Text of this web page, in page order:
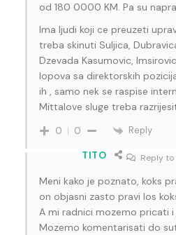
od 180 0000 KM. Pa su
Ima ljudi koji ce preuzeti
treba skinuti Suljica,
Dzevada Kasumovic,
lopova sa direktorskih
ih , samo nek se raspise
Mittalove sluge treba
0 0 Reply
TITO Reply to
Meni kako je poznato, koks
on objasni zasto pravi los
A mi radnici mozemo pricati
Mozemo komentarisati do